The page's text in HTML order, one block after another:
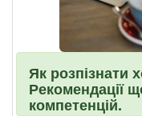
Як розпізнати
Рекомендації
компетенцій.